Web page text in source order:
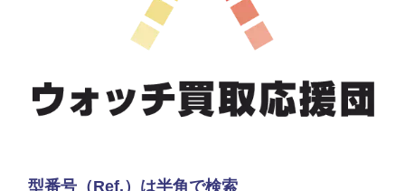
型番号（Ref.）は半角で検索